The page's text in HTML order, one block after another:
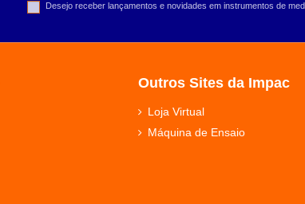
Desejo receber lançamentos e novidades em instrumentos de
Outros Sites da Impac
Loja Virtual
Máquina de Ensaio